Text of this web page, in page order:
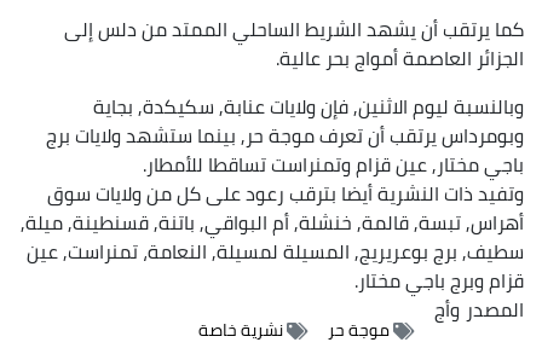
كما يرتقب أن يشهد الشريط الساحلي الممتد من دلس إلى
الجزائر العاصمة أمواج بحر عالية.
وبالنسبة ليوم الاثنين, فإن ولايات عنابة, سكيكدة, بجاية
وبومرداس يرتقب أن تعرف موجة حر, بينما ستشهد ولايات برج
باجي مختار, عين قزام وتمنراست تساقطا للأمطار.
وتفيد ذات النشرية أيضا بترقب رعود على كل من ولايات سوق
أهراس, تبسة, قالمة, خنشلة, أم البواقي, باتنة, قسنطينة, ميلة,
سطيف, برج بوعريريج, المسيلة لمسيلة, النعامة، تمنراست, عين
قزام وبرج باجي مختار.
المصدروأج
موجة حر نشرية خاصة